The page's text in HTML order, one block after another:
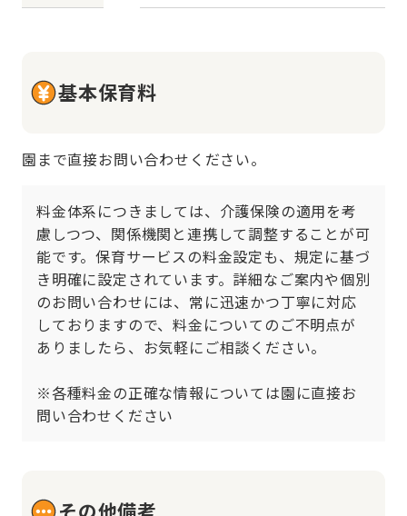
基本保育料
園まで直接お問い合わせください。
料金体系につきましては、介護保険の適用を考
慮しつつ、関係機関と連携して調整することが可
能です。保育サービスの料金設定も、規定に基づ
き明確に設定されています。詳細なご案内や個別
のお問い合わせには、常に迅速かつ丁寧に対応
しておりますので、料金についてのご不明点が
ありましたら、お気軽にご相談ください。
※各種料金の正確な情報については園に直接お
問い合わせください
その他備考